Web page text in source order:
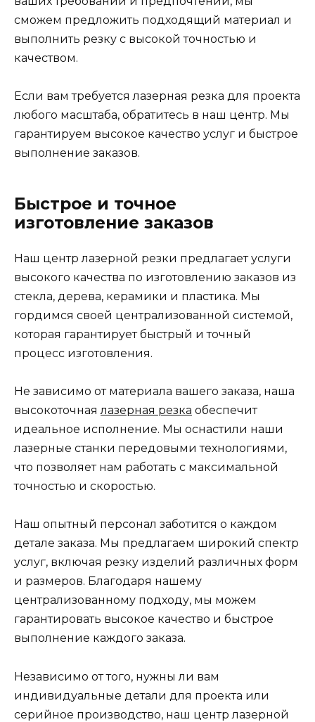
сможем предложить подходящий материал и
выполнить резку с высокой точностью и
качеством.
Если вам требуется лазерная резка для проекта
любого масштаба, обратитесь в наш центр. Мы
гарантируем высокое качество услуг и быстрое
выполнение заказов.
Быстрое и точное
изготовление заказов
Наш центр лазерной резки предлагает услуги
высокого качества по изготовлению заказов из
стекла, дерева, керамики и пластика. Мы
гордимся своей централизованной системой,
которая гарантирует быстрый и точный
процесс изготовления.
Не зависимо от материала вашего заказа, наша
высокоточнаялазерная резка обеспечит
идеальное исполнение. Мы оснастили наши
лазерные станки передовыми технологиями,
что позволяет нам работать с максимальной
точностью и скоростью.
Наш опытный персонал заботится о каждом
детале заказа. Мы предлагаем широкий спектр
услуг, включая резку изделий различных форм
и размеров. Благодаря нашему
централизованному подходу, мы можем
гарантировать высокое качество и быстрое
выполнение каждого заказа.
Независимо от того, нужны ли вам
индивидуальные детали для проекта или
серийное производство, наш центр лазерной